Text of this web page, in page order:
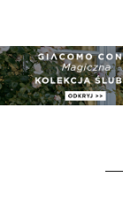
ZGŁOSZENIA